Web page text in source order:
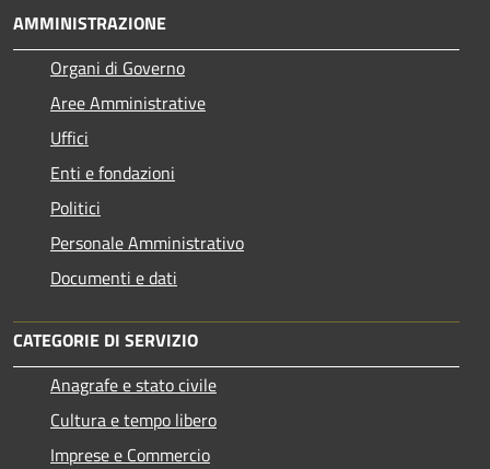
AMMINISTRAZIONE
Organi di Governo
Aree Amministrative
Uffici
Enti e fondazioni
Politici
Personale Amministrativo
Documenti e dati
CATEGORIE DI SERVIZIO
Anagrafe e stato civile
Cultura e tempo libero
Imprese e Commercio